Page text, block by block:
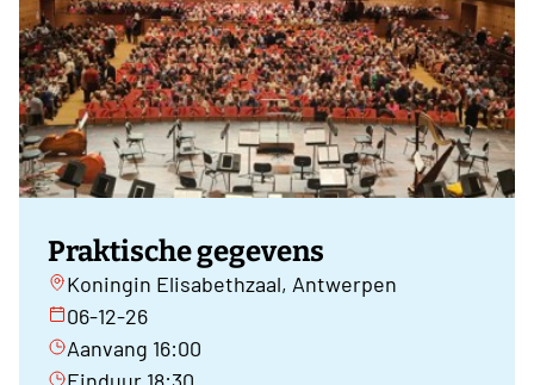
Praktische gegevens
Koningin Elisabethzaal, Antwerpen
06-12-26
Aanvang 16:00